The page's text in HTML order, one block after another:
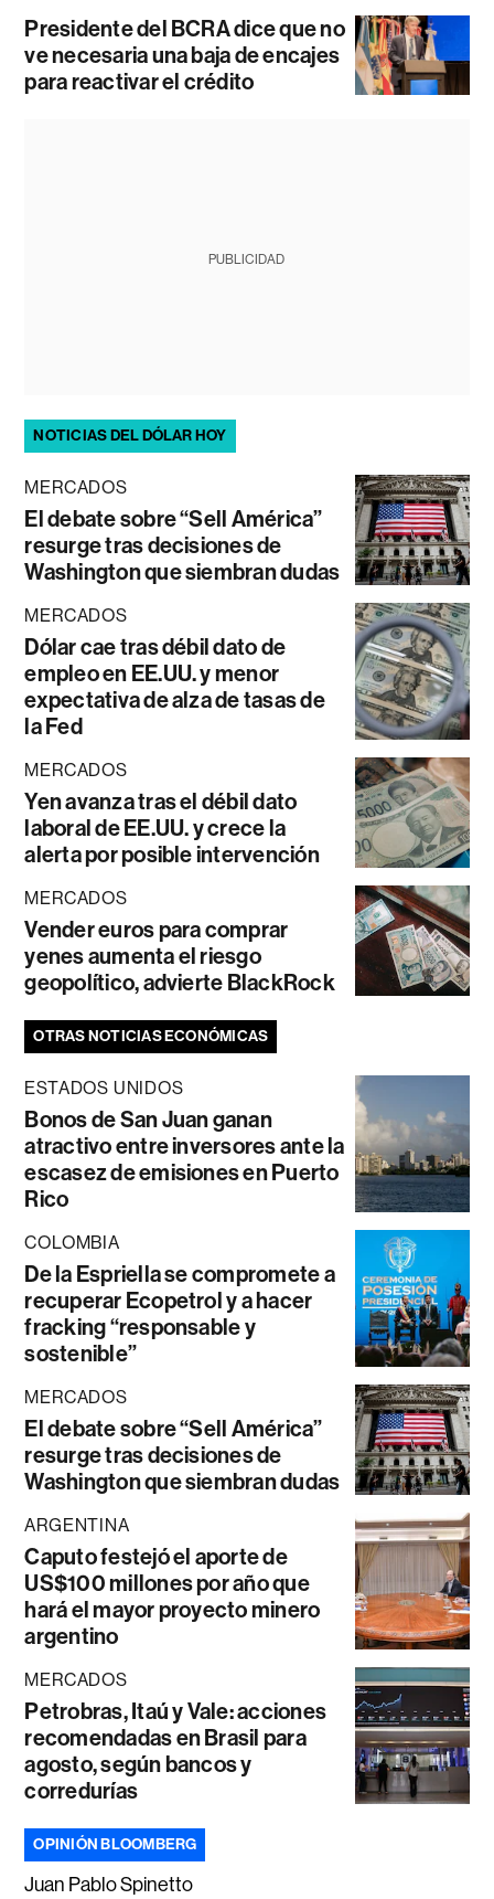
Presidente del BCRA dice que no
ve necesaria una baja de encajes
para reactivar el crédito
PUBLICIDAD
NOTICIAS DEL DÓLAR HOY
MERCADOS
El debate sobre “Sell América”
resurge tras decisiones de
Washington que siembran dudas
MERCADOS
Dólar cae tras débil dato de
empleo en EE.UU. y menor
expectativa de alza de tasas de
la Fed
MERCADOS
Yen avanza tras el débil dato
laboral de EE.UU. y crece la
alerta por posible intervención
MERCADOS
Vender euros para comprar
yenes aumenta el riesgo
geopolítico, advierte BlackRock
OTRAS NOTICIAS ECONÓMICAS
ESTADOS UNIDOS
Bonos de San Juan ganan
atractivo entre inversores ante la
escasez de emisiones en Puerto
Rico
COLOMBIA
De la Espriella se compromete a
recuperar Ecopetrol y a hacer
fracking “responsable y
sostenible”
MERCADOS
El debate sobre “Sell América”
resurge tras decisiones de
Washington que siembran dudas
ARGENTINA
Caputo festejó el aporte de
US$100 millones por año que
hará el mayor proyecto minero
argentino
MERCADOS
Petrobras, Itaú y Vale: acciones
recomendadas en Brasil para
agosto, según bancos y
corredurías
OPINIÓN BLOOMBERG
Juan Pablo Spinetto